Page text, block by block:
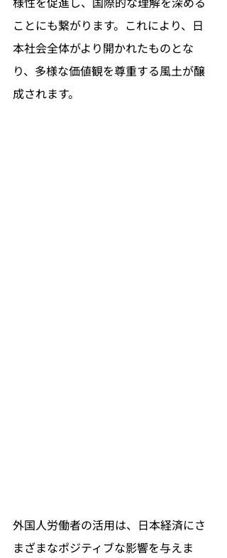
ことにも繋がります。これにより、日
本社会全体がより開かれたものとな
り、多様な価値観を尊重する風土が醸
成されます。
外国人労働者の活用は、日本経済にさ
まざまなポジティブな影響を与えま